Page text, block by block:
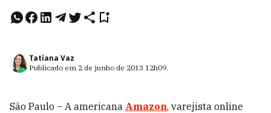
Tatiana Vaz
Publicado em 2 de junho de 2013 12h09.
São Paulo – A americana Amazon, varejista online